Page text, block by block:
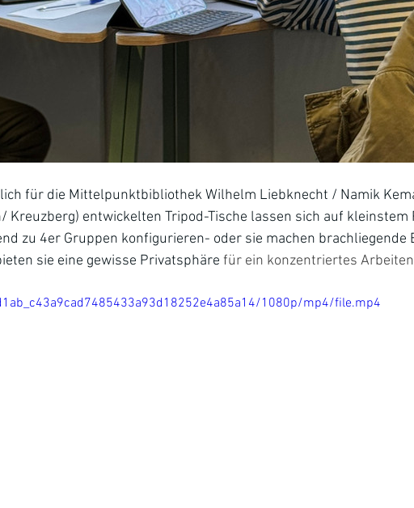
für die Mittelpunktbibliothek Wilhelm Liebknecht / Namik
Kreuzberg) entwickelten Tripod-Tische lassen sich auf kleinstem
zu 4er Gruppen konfigurieren- oder sie machen brachliegende
sie eine gewisse Privatsphäre für ein konzentriertes
1080p/mp4/file.mp4